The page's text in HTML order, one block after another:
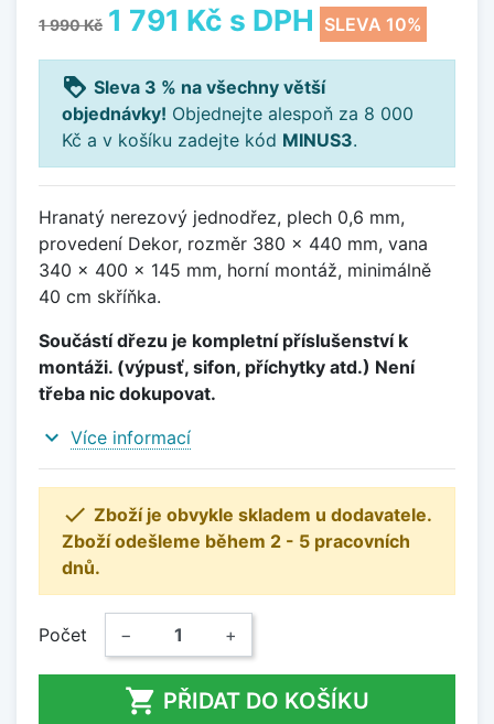
1 990 Kč 1 791 Kč s DPH SLEVA 10%
loyalty Sleva 3 % na všechny větší
objednávky! Objednejte alespoň za 8 000
Kč a v košíku zadejte kód MINUS3.
Hranatý nerezový jednodřez, plech 0,6 mm,
provedení Dekor, rozměr 380 x 440 mm, vana
340 x 400 x 145 mm, horní montáž, minimálně
40 cm skříňka.
Součástí dřezu je kompletní příslušenství k
montáži. (výpusť, sifon, příchytky atd.) Není
třeba nic dokupovat.
expand_more Více informací
 Zboží je obvykle skladem u dodavatele.
Zboží odešleme během 2 - 5 pracovních
dnů.
Počet − +
 PŘIDAT DO KOŠÍKU